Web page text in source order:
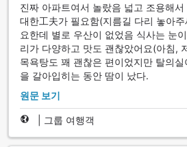
진짜 아파트여서 놀랐음 넓고 조용해
대한工夫가 필요함(지름길 다리 놓아
요한데 별로 우산이 없었음 식사는 눈
리가 다양하고 맛도 괜찮았어요(아침,
목욕탕도 꽤 괜찮은 편이었지만 탈의
을 갈아입히는 동안 땀이 났다.
원문 보기
그룹 여행객